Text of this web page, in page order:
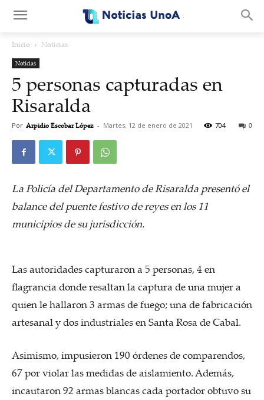
Inicio Noticias
Noticias
5 personas capturadas en
Risaralda
Por Arpidio Escobar López - Martes, 12 de enero de 2021 0
704
La Policía del Departamento de Risaralda presentó el
balance del puente festivo de reyes en los 11
municipios de su jurisdicción.
Las autoridades capturaron a 5 personas, 4 en
flagrancia donde resaltan la captura de una mujer a
quien le hallaron 3 armas de fuego; una de fabricación
artesanal y dos industriales en Santa Rosa de Cabal.
Asimismo, impusieron 190 órdenes de comparendos,
67 por violar las medidas de aislamiento. Además,
incautaron 92 armas blancas cada portador obtuvo su